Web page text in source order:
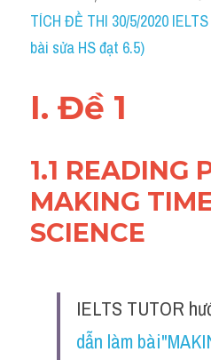
Social Issues
Đề thi THPT
IELTS Advice
Listening
Reading
TÍCH ĐỀ THI 30/5/2020
bài sửa HS đạt 6.5)
I. Đề 1
1.1 READING
MAKING
SCIENCE
IELTS TUTOR
dẫn làm